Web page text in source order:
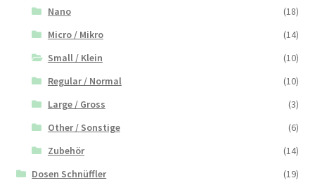
Nano
(18)
Micro / Mikro
(14)
Small / Klein
(10)
Regular / Normal
(10)
Large / Gross
(3)
Other / Sonstige
(6)
Zubehör
(14)
Dosen Schnüffler
(19)